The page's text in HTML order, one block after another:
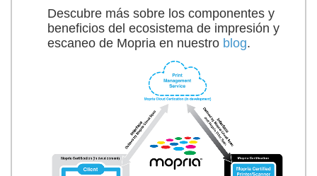
Descubre más sobre los componentes y
beneficios del ecosistema de impresión y
escaneo de Mopria en nuestro blog.